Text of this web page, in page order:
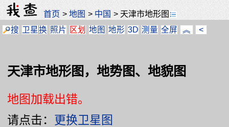
首页 >地图 > 中国 > 天津市地形图
搜 卫星换 照片 区划 地图 地形 3D 测量 全屏 ︽ <
天津市地形图，地势图、地貌图
地图加载出错。
请点击： 更换卫星图